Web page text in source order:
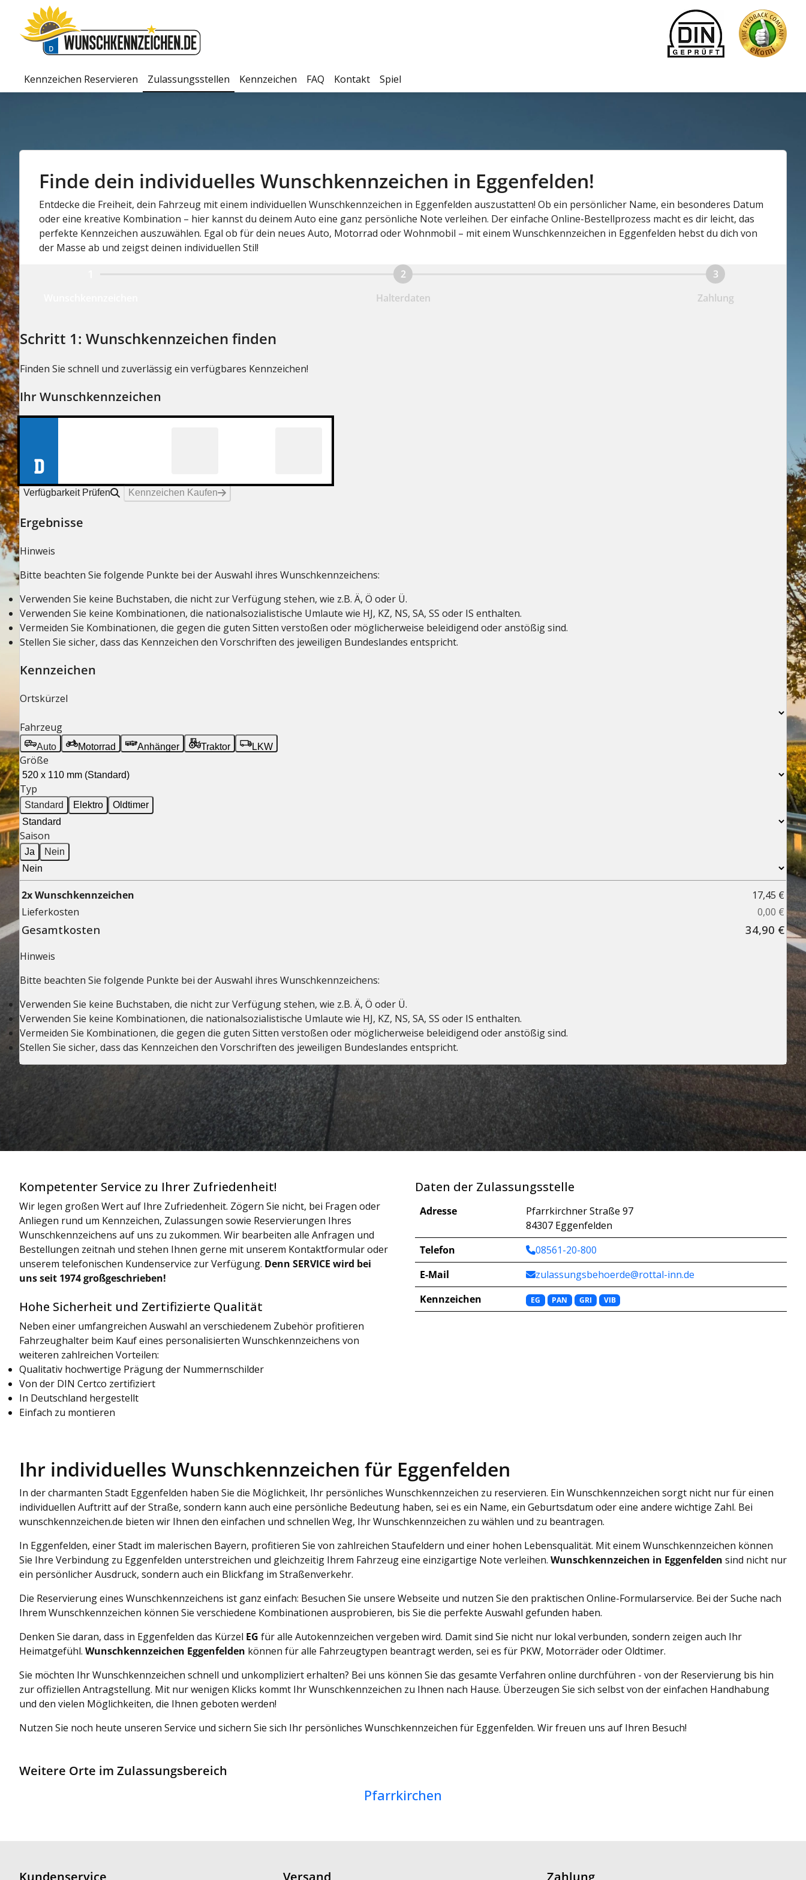
Kennzeichen Reservieren Zulassungsstellen Kennzeichen FAQ Kontakt Spiel
Finde dein individuelles Wunschkennzeichen in Eggenfelden!
Entdecke die Freiheit, dein Fahrzeug mit einem individuellen Wunschkennzeichen in Eggenfelden auszustatten! Ob ein persönlicher Name, ein besonderes Datum
oder eine kreative Kombination – hier kannst du deinem Auto eine ganz persönliche Note verleihen. Der einfache Online-Bestellprozess macht es dir leicht, das
perfekte Kennzeichen auszuwählen. Egal ob für dein neues Auto, Motorrad oder Wohnmobil – mit einem Wunschkennzeichen in Eggenfelden hebst du dich von
der Masse ab und zeigst deinen individuellen Stil!
Kompetenter Service zu Ihrer Zufriedenheit!
Wir legen großen Wert auf Ihre Zufriedenheit. Zögern Sie nicht, bei Fragen oder
Anliegen rund um Kennzeichen, Zulassungen sowie Reservierungen Ihres
Wunschkennzeichens auf uns zu zukommen. Wir bearbeiten alle Anfragen und
Bestellungen zeitnah und stehen Ihnen gerne mit unserem Kontaktformular oder
unserem telefonischen Kundenservice zur Verfügung. Denn SERVICE wird bei
uns seit 1974 großgeschrieben!
Hohe Sicherheit und Zertifizierte Qualität
Neben einer umfangreichen Auswahl an verschiedenem Zubehör profitieren
Fahrzeughalter beim Kauf eines personalisierten Wunschkennzeichens von
weiteren zahlreichen Vorteilen:
Qualitativ hochwertige Prägung der Nummernschilder
Von der DIN Certco zertifiziert
In Deutschland hergestellt
Einfach zu montieren
Daten der Zulassungsstelle
Adresse
Pfarrkirchner Straße 97
84307 Eggenfelden
Telefon
08561-20-800
E-Mail
zulassungsbehoerde@rottal-inn.de
Kennzeichen
EG PAN GRI VIB
Ihr individuelles Wunschkennzeichen für Eggenfelden
In der charmanten Stadt Eggenfelden haben Sie die Möglichkeit, Ihr persönliches Wunschkennzeichen zu reservieren. Ein Wunschkennzeichen sorgt nicht nur für einen
individuellen Auftritt auf der Straße, sondern kann auch eine persönliche Bedeutung haben, sei es ein Name, ein Geburtsdatum oder eine andere wichtige Zahl. Bei
wunschkennzeichen.de bieten wir Ihnen den einfachen und schnellen Weg, Ihr Wunschkennzeichen zu wählen und zu beantragen.
In Eggenfelden, einer Stadt im malerischen Bayern, profitieren Sie von zahlreichen Staufeldern und einer hohen Lebensqualität. Mit einem Wunschkennzeichen können
Sie Ihre Verbindung zu Eggenfelden unterstreichen und gleichzeitig Ihrem Fahrzeug eine einzigartige Note verleihen. Wunschkennzeichen in Eggenfelden sind nicht nur
ein persönlicher Ausdruck, sondern auch ein Blickfang im Straßenverkehr.
Die Reservierung eines Wunschkennzeichens ist ganz einfach: Besuchen Sie unsere Webseite und nutzen Sie den praktischen Online-Formularservice. Bei der Suche nach
Ihrem Wunschkennzeichen können Sie verschiedene Kombinationen ausprobieren, bis Sie die perfekte Auswahl gefunden haben.
Denken Sie daran, dass in Eggenfelden das Kürzel EG für alle Autokennzeichen vergeben wird. Damit sind Sie nicht nur lokal verbunden, sondern zeigen auch Ihr
Heimatgefühl. Wunschkennzeichen Eggenfelden können für alle Fahrzeugtypen beantragt werden, sei es für PKW, Motorräder oder Oldtimer.
Sie möchten Ihr Wunschkennzeichen schnell und unkompliziert erhalten? Bei uns können Sie das gesamte Verfahren online durchführen - von der Reservierung bis hin
zur offiziellen Antragstellung. Mit nur wenigen Klicks kommt Ihr Wunschkennzeichen zu Ihnen nach Hause. Überzeugen Sie sich selbst von der einfachen Handhabung
und den vielen Möglichkeiten, die Ihnen geboten werden!
Nutzen Sie noch heute unseren Service und sichern Sie sich Ihr persönliches Wunschkennzeichen für Eggenfelden. Wir freuen uns auf Ihren Besuch!
Weitere Orte im Zulassungsbereich
Pfarrkirchen
Kundenservice Versand Zahlung